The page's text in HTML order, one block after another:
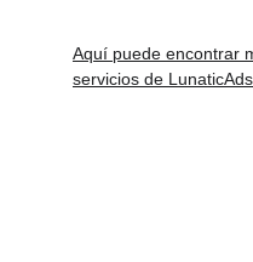
Aquí puede encontrar
servicios de LunaticAds.